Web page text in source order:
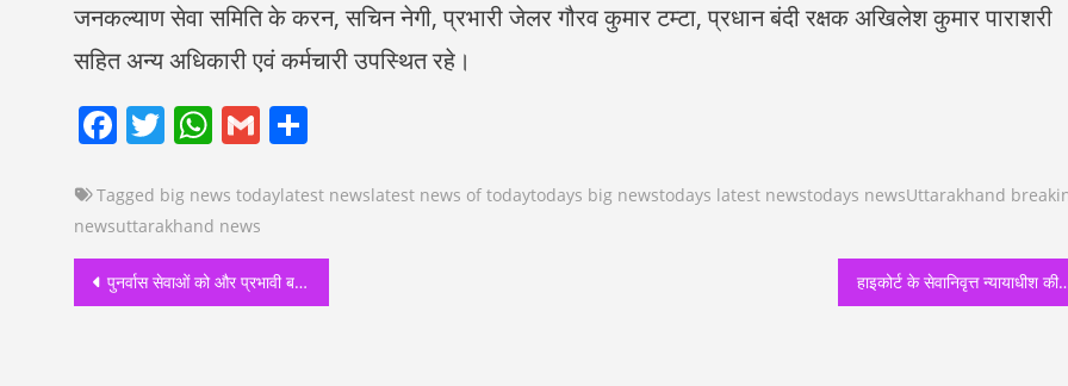
जनकल्याण सेवा समिति के करन, सचिन नेगी, प्रभारी जेलर गौरव कुमार टम्टा, प्रधान बंदी रक्षक अखिलेश कुमार पाराशरी
सहित अन्य अधिकारी एवं कर्मचारी उपस्थित रहे।
Facebook
Twitter
WhatsApp
Gmail
Tagged big news todaylatest newslatest news of todaytodays big newstodays latest newstodays newsUttarakhand
newsuttarakhand news
Post
पुनर्वास सेवाओं को और प्रभावी बनाया जाए : निदेशक हाइकोर्ट के सेवानिवृत्त न्यायाधीश की अध्यक्षता में गठित स्वतंत्र